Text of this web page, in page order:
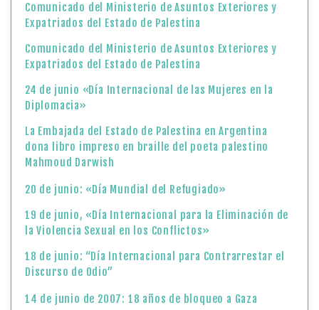
Comunicado del Ministerio de Asuntos Exteriores y
Expatriados del Estado de Palestina
Comunicado del Ministerio de Asuntos Exteriores y
Expatriados del Estado de Palestina
24 de junio «Día Internacional de las Mujeres en la
Diplomacia»
La Embajada del Estado de Palestina en Argentina
dona libro impreso en braille del poeta palestino
Mahmoud Darwish
20 de junio: «Día Mundial del Refugiado»
19 de junio, «Día Internacional para la Eliminación de
la Violencia Sexual en los Conflictos»
18 de junio: “Día Internacional para Contrarrestar el
Discurso de Odio”
14 de junio de 2007: 18 años de bloqueo a Gaza